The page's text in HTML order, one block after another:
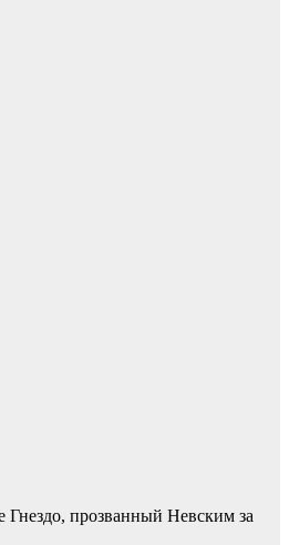
Гнездо, прозванный Невским за